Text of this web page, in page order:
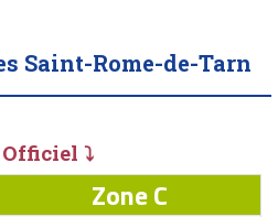
Saint-Rome-de-Tarn
⤵
Zone C